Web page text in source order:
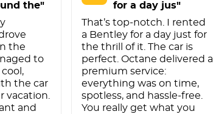
the"
the
to
the car
vacation.
and
for a day jus"
That’s top-notch. I rented
a Bentley for a day just for
the thrill of it. The car is
perfect. Octane delivered a
premium service:
everything was on time,
spotless, and hassle-free.
You really get what you